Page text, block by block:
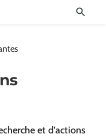
et d'actions